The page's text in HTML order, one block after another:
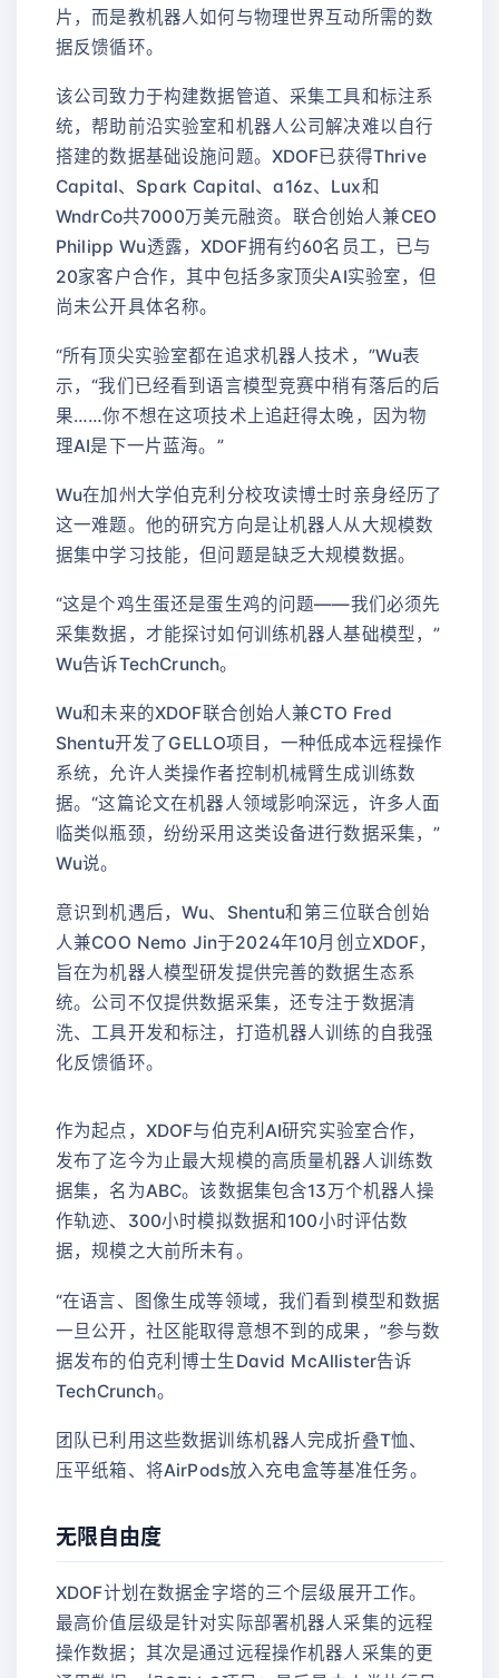
片，而是教机器人如何与物理世界互动所需的数
据反馈循环。
该公司致力于构建数据管道、采集工具和标注系
统，帮助前沿实验室和机器人公司解决难以自行
搭建的数据基础设施问题。XDOF已获得Thrive
Capital、Spark Capital、a16z、Lux和
WndrCo共7000万美元融资。联合创始人兼CEO
Philipp Wu透露，XDOF拥有约60名员工，已与
20家客户合作，其中包括多家顶尖AI实验室，但
尚未公开具体名称。
“所有顶尖实验室都在追求机器人技术，”Wu表
示，“我们已经看到语言模型竞赛中稍有落后的后
果……你不想在这项技术上追赶得太晚，因为物
理AI是下一片蓝海。”
Wu在加州大学伯克利分校攻读博士时亲身经历了
这一难题。他的研究方向是让机器人从大规模数
据集中学习技能，但问题是缺乏大规模数据。
“这是个鸡生蛋还是蛋生鸡的问题——我们必须先
采集数据，才能探讨如何训练机器人基础模型，”
Wu告诉TechCrunch。
Wu和未来的XDOF联合创始人兼CTO Fred
Shentu开发了GELLO项目，一种低成本远程操作
系统，允许人类操作者控制机械臂生成训练数
据。“这篇论文在机器人领域影响深远，许多人面
临类似瓶颈，纷纷采用这类设备进行数据采集，”
Wu说。
意识到机遇后，Wu、Shentu和第三位联合创始
人兼COO Nemo Jin于2024年10月创立XDOF，
旨在为机器人模型研发提供完善的数据生态系
统。公司不仅提供数据采集，还专注于数据清
洗、工具开发和标注，打造机器人训练的自我强
化反馈循环。
作为起点，XDOF与伯克利AI研究实验室合作，
发布了迄今为止最大规模的高质量机器人训练数
据集，名为ABC。该数据集包含13万个机器人操
作轨迹、300小时模拟数据和100小时评估数
据，规模之大前所未有。
“在语言、图像生成等领域，我们看到模型和数据
一旦公开，社区能取得意想不到的成果，”参与数
据发布的伯克利博士生David McAllister告诉
TechCrunch。
团队已利用这些数据训练机器人完成折叠T恤、
压平纸箱、将AirPods放入充电盒等基准任务。
无限自由度
XDOF计划在数据金字塔的三个层级展开工作。
最高价值层级是针对实际部署机器人采集的远程
操作数据；其次是通过远程操作机器人采集的更